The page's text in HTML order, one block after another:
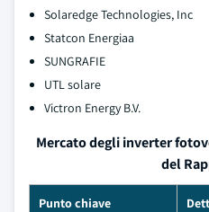
Solaredge Technologies, Inc
Statcon Energiaa
SUNGRAFIE
UTL solare
Victron Energy B.V.
Mercato degli inverter
del
Punto chiave